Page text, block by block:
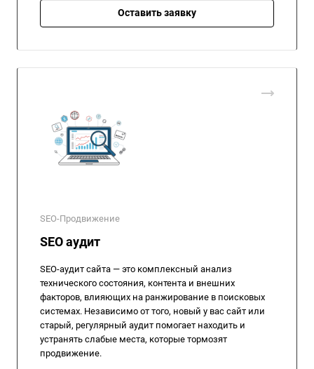
Оставить заявку
SEO-Продвижение
SEO аудит
SEO-аудит сайта — это комплексный анализ
технического состояния, контента и внешних
факторов, влияющих на ранжирование в поисковых
системах. Независимо от того, новый у вас сайт или
старый, регулярный аудит помогает находить и
устранять слабые места, которые тормозят
продвижение.